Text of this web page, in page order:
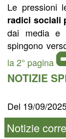
Le pressioni
radici sociali
dai media e
spingono
la 2° pagina
NOTIZIE
Del 19/09/
Notizie